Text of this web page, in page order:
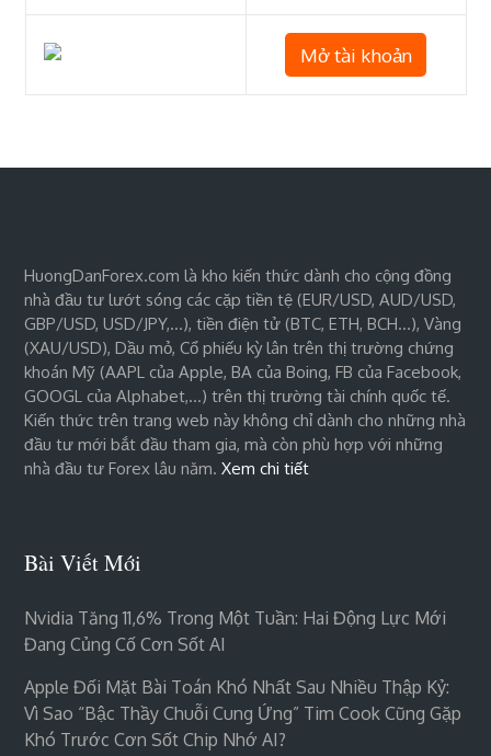
Mở tài khoản
HuongDanForex.com là kho kiến thức dành cho cộng đồng
nhà đầu tư lướt sóng các cặp tiền tệ (EUR/USD, AUD/USD,
GBP/USD, USD/JPY,…), tiền điện tử (BTC, ETH, BCH…), Vàng
(XAU/USD), Dầu mỏ, Cổ phiếu kỳ lân trên thị trường chứng
khoán Mỹ (AAPL của Apple, BA của Boing, FB của Facebook,
GOOGL của Alphabet,…) trên thị trường tài chính quốc tế.
Kiến thức trên trang web này không chỉ dành cho những nhà
đầu tư mới bắt đầu tham gia, mà còn phù hợp với những
nhà đầu tư Forex lâu năm.Xem chi tiết
Bài Viết Mới
Nvidia Tăng 11,6% Trong Một Tuần: Hai Động Lực Mới
Đang Củng Cố Cơn Sốt AI
Apple Đối Mặt Bài Toán Khó Nhất Sau Nhiều Thập Kỷ:
Vì Sao “bậc Thầy Chuỗi Cung Ứng” Tim Cook Cũng Gặp
Khó Trước Cơn Sốt Chip Nhớ AI?